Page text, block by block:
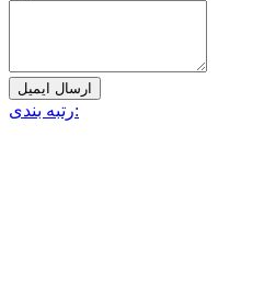
ارسال ایمیل
رتبه بندی: